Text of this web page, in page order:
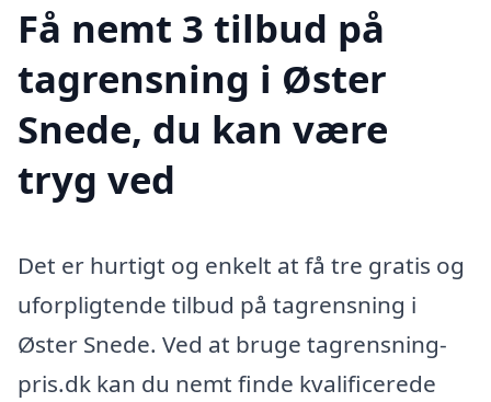
Få nemt 3 tilbud på
tagrensning i Øster
Snede, du kan være
tryg ved
Det er hurtigt og enkelt at få tre gratis og
uforpligtende tilbud på tagrensning i
Øster Snede. Ved at bruge tagrensning-
pris.dk kan du nemt finde kvalificerede